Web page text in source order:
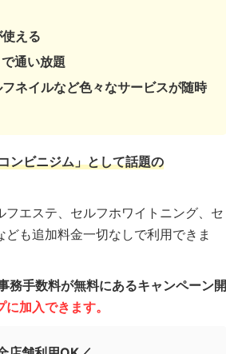
える
通い放題
ネイルなど色々なサービスが随時
ンビニジム」として話題の
エステ、セルフホワイトニング、セ
も追加料金一切なしで利用できま
手数料が無料にあるキャンペーン開
加入できます。